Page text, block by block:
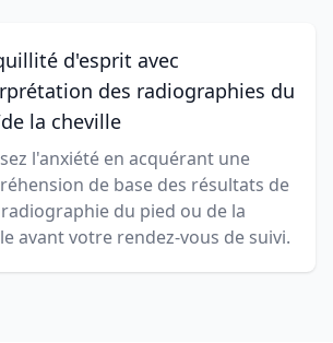
d'esprit avec
des radiographies du
la cheville
l'anxiété en acquérant une
de base des résultats de
du pied ou de la
avant votre rendez-vous de suivi.